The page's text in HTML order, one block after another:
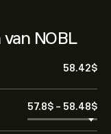
NOBL
58.42‎$‎
57.8‎$‎ - 58.48‎$‎